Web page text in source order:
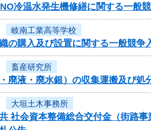
冷温水発生機修繕に関する一般
岐南工業高等学校
の購入及び設置に関する一般競争
畜産研究所
廃液・廃水銀）の収集運搬及び
大垣土木事務所
社会資本整備総合交付金（街